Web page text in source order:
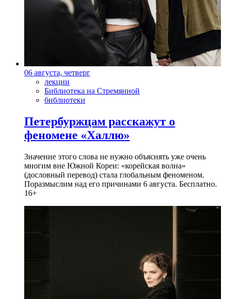
06 августа, четверг
лекции
Библиотека на Стремянной
библиотеки
Петербуржцам расскажут о
феномене «Халлю»
Значение этого слова не нужно объяснять уже очень
многим вне Южной Кореи: «корейская волна»
(дословный перевод) стала глобальным феноменом.
Поразмыслим над его причинами 6 августа. Бесплатно.
16+